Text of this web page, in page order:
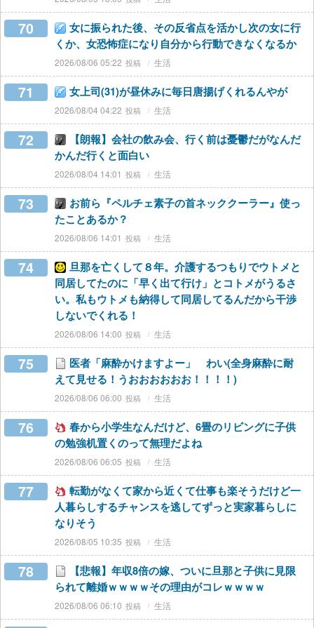
70
女に振られた後、その反省点を活かし次の女に行
くか、女恐怖症になり自分から行動できなくなるか
2026/08/06 05:22 生活
71 女上司(31)が昼休みに毎日唐揚げくれるんやが
2026/08/04 04:22 生活
72
【朗報】会社の飲み会、行く前は憂鬱だがなんだ
かんだ行くと面白い
2026/08/04 14:01 生活
73
お前ら『ペルチェ素子の首ネッククーラー』使っ
たことあるか？
2026/08/06 14:01 生活
74
旦那を亡くして８年。介護するつもりでウトメと
同居してたのに「早く出て行け」とコトメがうるさ
い。私もウトメも納得して同居してるんだから干渉
しないでくれる！
2026/08/06 14:00 生活
75
医者「麻酔かけますよー」 わい(全身麻酔に耐
えて見せる！うおおおおおお！！！！)
2026/08/06 06:00 生活
76
春から小学生なんだけど、6畳のリビングに子供
の勉強机置くのって無理だよね
2026/08/06 06:05 生活
77
転勤がなくて家から近くて仕事も楽そうだけど一
人暮らしするチャンスを逃してずっと実家暮らしに
なりそう
2026/08/05 10:35 生活
78
【悲報】年収8倍の嫁、ついに旦那と子供に見限
られて離婚ｗｗｗｗその理由がコレｗｗｗｗ
2026/08/06 06:10 生活